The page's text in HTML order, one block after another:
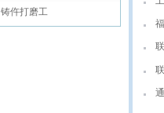
铸仵打磨工
联
联
通